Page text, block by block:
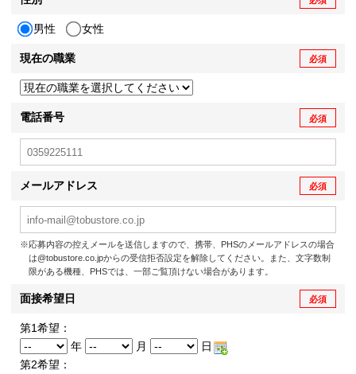
男性 女性
現在の職業 必須
電話番号 必須
メールアドレス 必須
※応募内容の控えメールを送信しますので、携帯、PHSのメールアドレスの場合
は@tobustore.co.jpからの受信拒否設定を解除してください。また、文字数制
限がある機種、PHSでは、一部ご覧頂けない場合があります。
面接希望日 必須
第1希望：
年
月
日
第2希望：